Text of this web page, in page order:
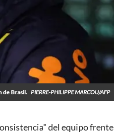
de Brasil. PIERRE-PHILIPPE MARCOU/AFP
del equipo frente